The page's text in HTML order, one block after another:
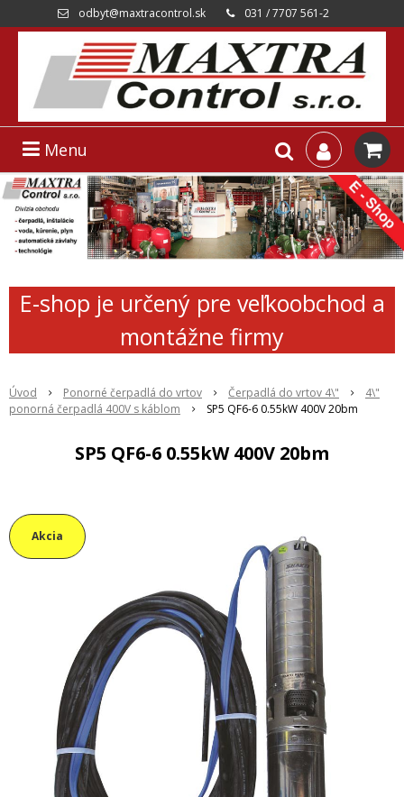
odbyt@maxtracontrol.sk 031 / 7707 561-2
Menu
E-shop je určený pre veľkoobchod a
montážne firmy
Úvod Ponorné čerpadlá do vrtov Čerpadlá do vrtov 4\"
4\"
ponorná čerpadlá 400V s káblom
SP5 QF6-6 0.55kW 400V 20bm
SP5 QF6-6 0.55kW 400V 20bm
Akcia